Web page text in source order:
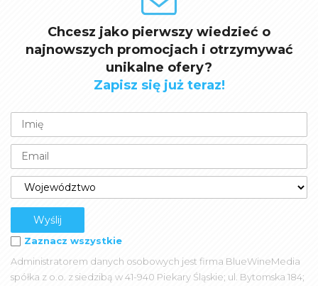
Chcesz jako pierwszy wiedzieć o
najnowszych promocjach i otrzymywać
unikalne ofery?
Zapisz się już teraz!
Zaznacz wszystkie
Administratorem danych osobowych jest firma BlueWineMedia
spółka z o.o. z siedzibą w 41-940 Piekary Śląskie; ul. Bytomska 184;